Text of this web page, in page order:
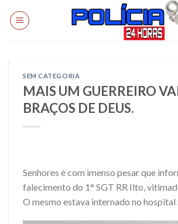
SEM CATEGORIA
MAIS UM GUERREIRO
BRAÇOS DE DEUS.
Senhores é com imenso pesar que
falecimento do 1° SGT RR Ilto,
O mesmo estava internado no hospital